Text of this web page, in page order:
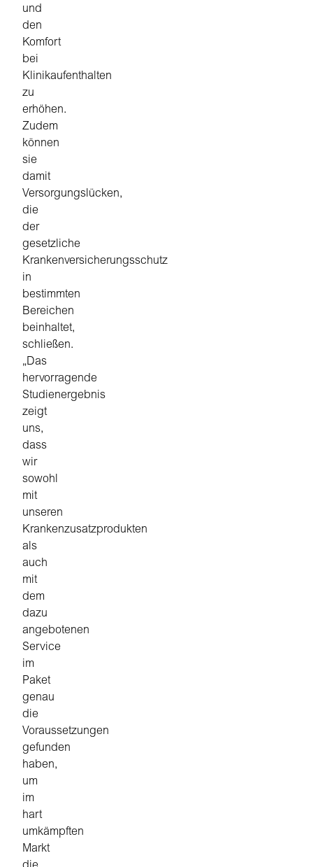
und
den
Komfort
bei
Klinikaufenthalten
zu
erhöhen.
Zudem
können
sie
damit
Versorgungslücken,
die
der
gesetzliche
Krankenversicherungsschutz
in
bestimmten
Bereichen
beinhaltet,
schließen.
„Das
hervorragende
Studienergebnis
zeigt
uns,
dass
wir
sowohl
mit
unseren
Krankenzusatzprodukten
als
auch
mit
dem
dazu
angebotenen
Service
im
Paket
genau
die
Voraussetzungen
gefunden
haben,
um
im
hart
umkämpften
Markt